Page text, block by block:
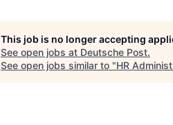
This job is no longer accepting
See open jobs at Deutsche Post.
See open jobs similar to "HR